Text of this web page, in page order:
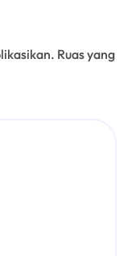
Ruas yang